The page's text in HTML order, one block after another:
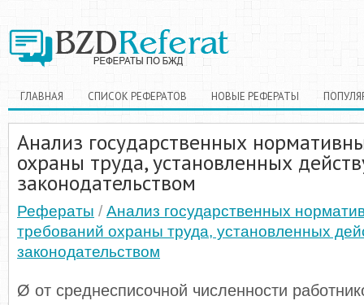
ГЛАВНАЯ СПИСОК РЕФЕРАТОВ НОВЫЕ РЕФЕРАТЫ
Анализ государственных
охраны труда, установленных
законодательством
Рефераты / Анализ государственных
требований охраны труда, установленных
законодательством
Ø от среднесписочной численности